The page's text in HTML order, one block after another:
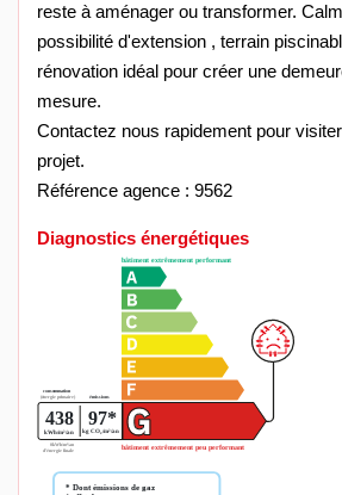
reste à aménager ou transformer.
possibilité d'extension , terrain
rénovation idéal pour créer une
mesure.
Contactez nous rapidement pour
projet.
Référence agence : 9562
Diagnostics énergétiques